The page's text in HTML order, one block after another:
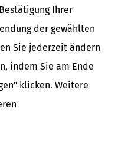
Ihrer
der gewählten
Sie jederzeit ändern
indem Sie am Ende
klicken. Weitere